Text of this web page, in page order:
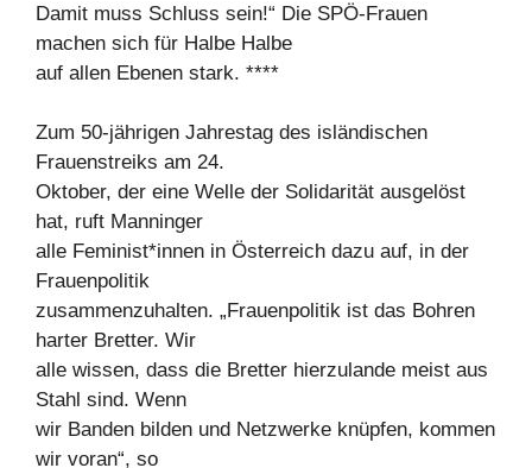
Damit muss Schluss sein!“ Die SPÖ-Frauen
machen sich für Halbe Halbe
auf allen Ebenen stark. ****
Zum 50-jährigen Jahrestag des isländischen
Frauenstreiks am 24.
Oktober, der eine Welle der Solidarität ausgelöst
hat, ruft Manninger
alle Feminist*innen in Österreich dazu auf, in der
Frauenpolitik
zusammenzuhalten. „Frauenpolitik ist das Bohren
harter Bretter. Wir
alle wissen, dass die Bretter hierzulande meist aus
Stahl sind. Wenn
wir Banden bilden und Netzwerke knüpfen, kommen
wir voran“, so